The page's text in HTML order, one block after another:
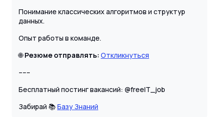
Понимание классических алгоритмов и структур
данных.
Опыт работы в команде.
🌐Резюме отправлять: Откликнуться
–––
Бесплатный постинг вакансий: @freeIT_job
Забирай 📚Базу Знаний